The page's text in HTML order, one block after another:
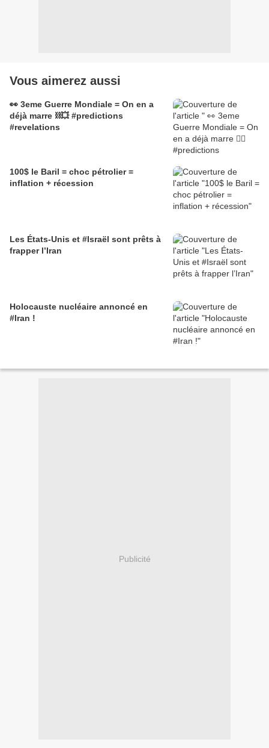
Vous aimerez aussi
👀 3eme Guerre Mondiale = On en a
déjà marre ⛓️‍💥 #predictions
#revelations
100$ le Baril = choc pétrolier =
inflation + récession
Les États-Unis et #Israël sont prêts à
frapper l’Iran
Holocauste nucléaire annoncé en
#Iran !
Publicité